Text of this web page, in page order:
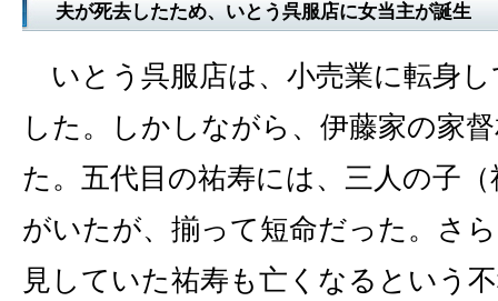
夫が死去したため、いとう呉服店に女当主が誕生
いとう呉服店は、小売業に転身し
した。しかしながら、伊藤家の家
た。五代目の祐寿には、三人の子
がいたが、揃って短命だった。さ
見していた祐寿も亡くなるという